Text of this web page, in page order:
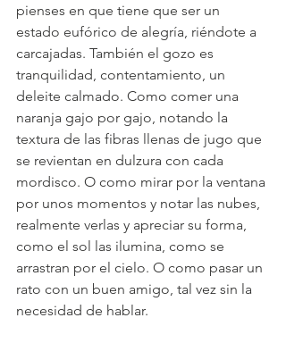
pienses en que tiene que ser un
estado eufórico de alegría, riéndote a
carcajadas. También el gozo es
tranquilidad, contentamiento, un
deleite calmado. Como comer una
naranja gajo por gajo, notando la
textura de las fibras llenas de jugo que
se revientan en dulzura con cada
mordisco. O como mirar por la ventana
por unos momentos y notar las nubes,
realmente verlas y apreciar su forma,
como el sol las ilumina, como se
arrastran por el cielo. O como pasar un
rato con un buen amigo, tal vez sin la
necesidad de hablar.